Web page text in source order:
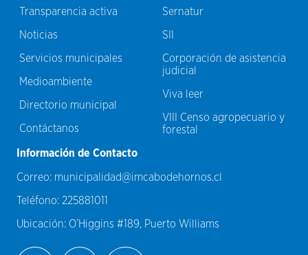
Transparencia activa
Noticias
Servicios municipales
Medioambiente
Directorio municipal
Contáctanos
Sernatur
SII
Corporación de asistencia
judicial
Viva leer
VIII Censo agropecuario y
forestal
Información de Contacto
Correo: municipalidad@imcabodehornos.cl
Teléfono: 225881011
Ubicación: O’Higgins #189, Puerto Williams